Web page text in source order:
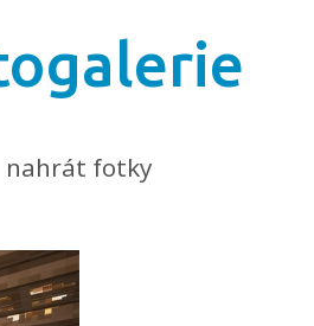
nahrát fotky